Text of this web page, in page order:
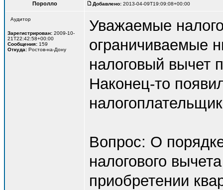
Поролло Добавлено: 2013-04-09T19:09:08+00:00
Аудитор
Зарегистрирован: 2009-10-
21T22:42:58+00:00
Сообщения: 159
Откуда: Ростов-на-Дону
Уважаемые
ограничиваемые
налоговый вычет
Наконец-то
Вопрос: О
налогового
приобретении